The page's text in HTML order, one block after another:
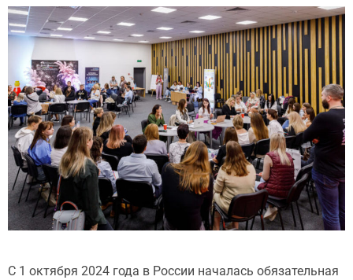
С 1 октября 2024 года в России началась обязательная